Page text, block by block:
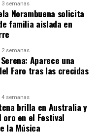
3 semanas
Norambuena solicita
familia aislada en
2 semanas
Aparece una
Faro tras las crecidas
4 semanas
brilla en Australia y
oro en el Festival
la Música